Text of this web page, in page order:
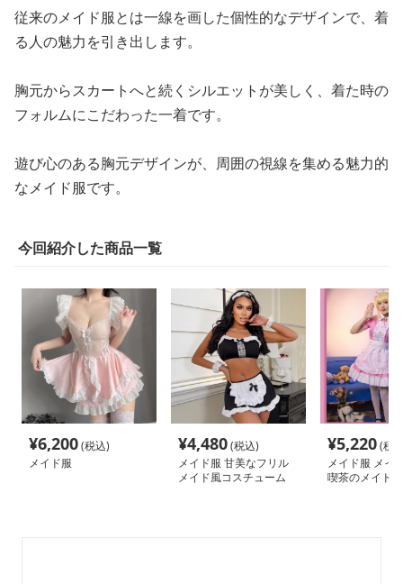
従来のメイド服とは一線を画した個性的なデザインで、着
る人の魅力を引き出します。
胸元からスカートへと続くシルエットが美しく、着た時の
フォルムにこだわった一着です。
遊び心のある胸元デザインが、周囲の視線を集める魅力的
なメイド服です。
今回紹介した商品一覧
¥6,200(税込)
メイド服
¥4,480(税込)
メイド服 甘美なフリル
メイド風コスチューム
¥5,220(税
メイド服 メイ
喫茶のメイド